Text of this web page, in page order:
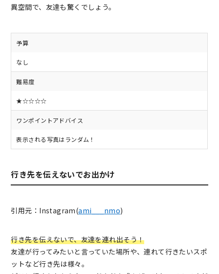
異空間で、友達も驚くでしょう。
予算
なし
難易度
★☆☆☆☆
ワンポイントアドバイス
表示される写真はランダム！
行き先を伝えないでお出かけ
引用元：Instagram(ami___nmo)
行き先を伝えないで、友達を連れ出そう！
友達が行ってみたいと言っていた場所や、連れて行きたいスポ
ットなど行き先は様々。